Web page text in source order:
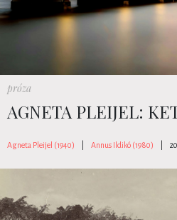
próza
AGNETA PLEIJEL:
Agneta Pleijel (1940) Annus Ildikó (1980)